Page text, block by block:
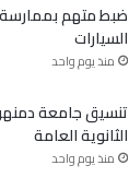
ضبط متهم
السيارات
منذ يوم واحد
تنسيق جامعة
الثانوية العامة
منذ يوم واحد